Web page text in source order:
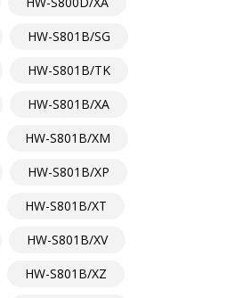
HW-S801B/SG
HW-S801B/TK
HW-S801B/XA
HW-S801B/XM
HW-S801B/XP
HW-S801B/XT
HW-S801B/XV
HW-S801B/XZ